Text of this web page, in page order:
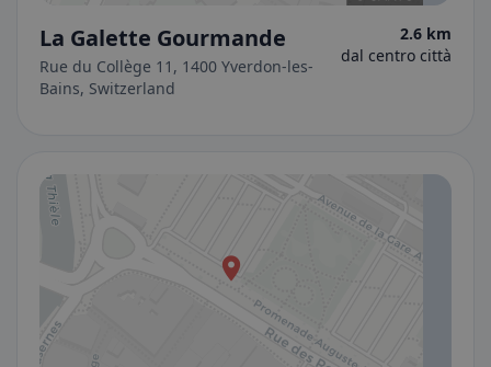
La Galette Gourmande
Rue du Collège 11, 1400 Yverdon-les-
Bains, Switzerland
2.6 km
dal centro città